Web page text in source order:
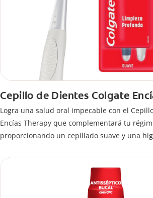
Cepillo de Dientes Colgate
Logra una salud oral impecable con el
Encías Therapy que complementará tu
proporcionando un cepillado suave y una